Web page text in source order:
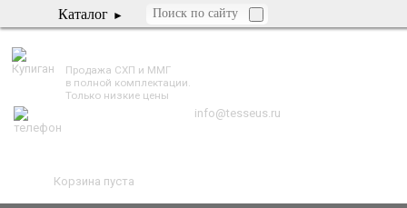
Каталог
Продажа СХП и ММГ
в полной комплектации.
Только низкие цены
info@tesseus.ru
Корзина пуста